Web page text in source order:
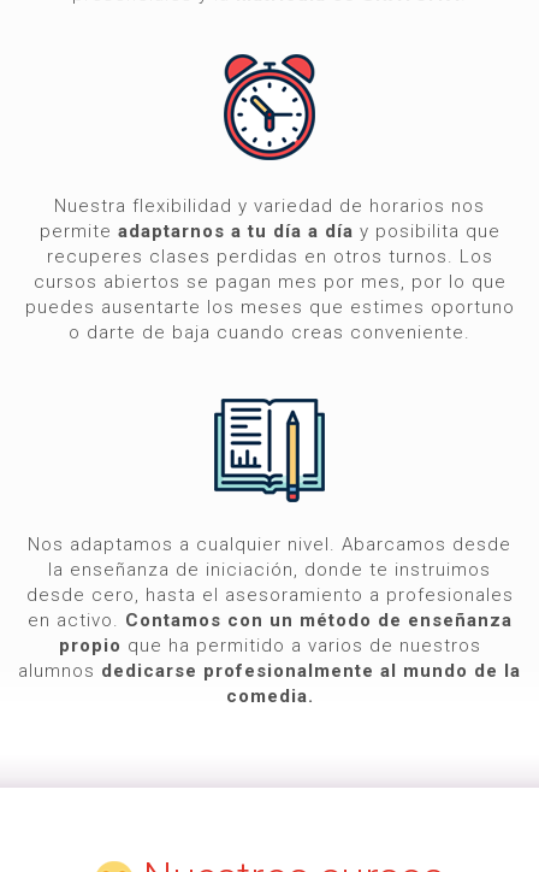
Nuestra flexibilidad y variedad de horarios nos
permite adaptarnos a tu día a día y posibilita que
recuperes clases perdidas en otros turnos. Los
cursos abiertos se pagan mes por mes, por lo que
puedes ausentarte los meses que estimes oportuno
o darte de baja cuando creas conveniente.
Nos adaptamos a cualquier nivel. Abarcamos desde
la enseñanza de iniciación, donde te instruimos
desde cero, hasta el asesoramiento a profesionales
en activo. Contamos con un método de enseñanza
propio que ha permitido a varios de nuestros
alumnos dedicarse profesionalmente al mundo de la
comedia.